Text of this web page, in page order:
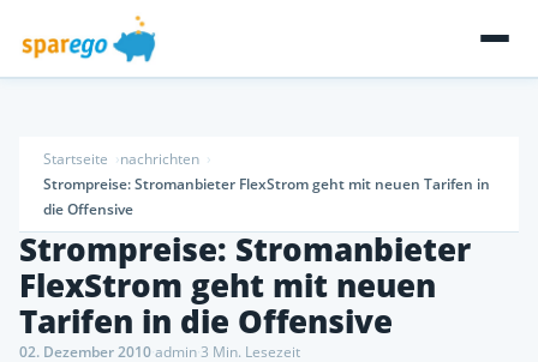
Startseite
nachrichten
Strompreise: Stromanbieter FlexStrom geht mit neuen Tarifen in
die Offensive
Strompreise: Stromanbieter
FlexStrom geht mit neuen
Tarifen in die Offensive
02. Dezember 2010·admin·3 Min. Lesezeit